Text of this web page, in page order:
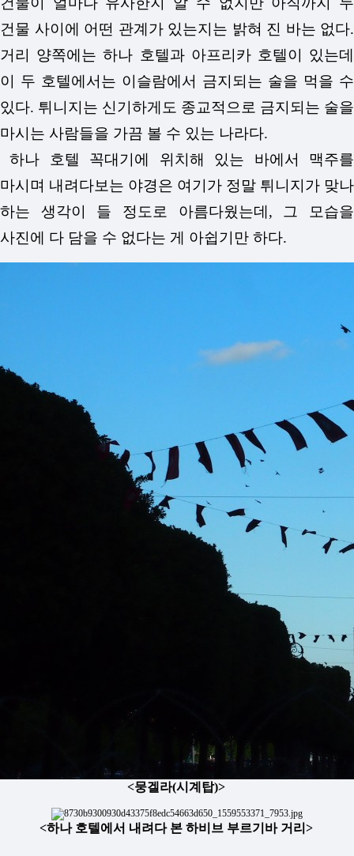
건물 사이에 어떤 관계가 있는지는 밝혀 진 바는 없다.
거리 양쪽에는 하나 호텔과 아프리카 호텔이 있는데
이 두 호텔에서는 이슬람에서 금지되는 술을 먹을 수
있다. 튀니지는 신기하게도 종교적으로 금지되는 술을
마시는 사람들을 가끔 볼 수 있는 나라다.
하나 호텔 꼭대기에 위치해 있는 바에서 맥주를
마시며 내려다보는 야경은 여기가 정말 튀니지가 맞나
하는 생각이 들 정도로 아름다웠는데, 그 모습을
사진에 다 담을 수 없다는 게 아쉽기만 하다.
<뭉겔라(시계탑)>
<하나 호텔에서 내려다 본 하비브 부르기바 거리>